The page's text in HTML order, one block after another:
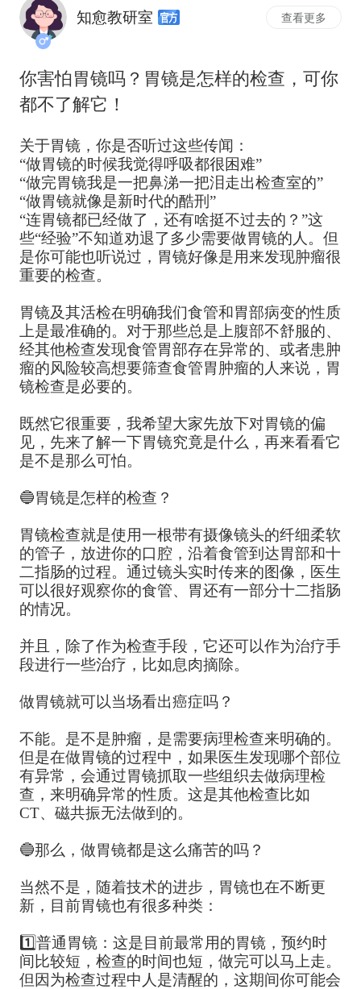
知愈教研室 查看更多
你害怕胃镜吗？胃镜是怎样的检查，可你
都不了解它！
关于胃镜，你是否听过这些传闻：
“做胃镜的时候我觉得呼吸都很困难”
“做完胃镜我是一把鼻涕一把泪走出检查室的”
“做胃镜就像是新时代的酷刑”
“连胃镜都已经做了，还有啥挺不过去的？”这
些“经验”不知道劝退了多少需要做胃镜的人。但
是你可能也听说过，胃镜好像是用来发现肿瘤很
重要的检查。
胃镜及其活检在明确我们食管和胃部病变的性质
上是最准确的。对于那些总是上腹部不舒服的、
经其他检查发现食管胃部存在异常的、或者患肿
瘤的风险较高想要筛查食管胃肿瘤的人来说，胃
镜检查是必要的。
既然它很重要，我希望大家先放下对胃镜的偏
见，先来了解一下胃镜究竟是什么，再来看看它
是不是那么可怕。
🔵胃镜是怎样的检查？
胃镜检查就是使用一根带有摄像镜头的纤细柔软
的管子，放进你的口腔，沿着食管到达胃部和十
二指肠的过程。通过镜头实时传来的图像，医生
可以很好观察你的食管、胃还有一部分十二指肠
的情况。
并且，除了作为检查手段，它还可以作为治疗手
段进行一些治疗，比如息肉摘除。
做胃镜就可以当场看出癌症吗？
不能。是不是肿瘤，是需要病理检查来明确的。
但是在做胃镜的过程中，如果医生发现哪个部位
有异常，会通过胃镜抓取一些组织去做病理检
查，来明确异常的性质。这是其他检查比如
CT、磁共振无法做到的。
🔵那么，做胃镜都是这么痛苦的吗？
当然不是，随着技术的进步，胃镜也在不断更
新，目前胃镜也有很多种类：
1️⃣普通胃镜：这是目前最常用的胃镜，预约时
间比较短，检查的时间也短，做完可以马上走。
但因为检查过程中人是清醒的，这期间你可能会